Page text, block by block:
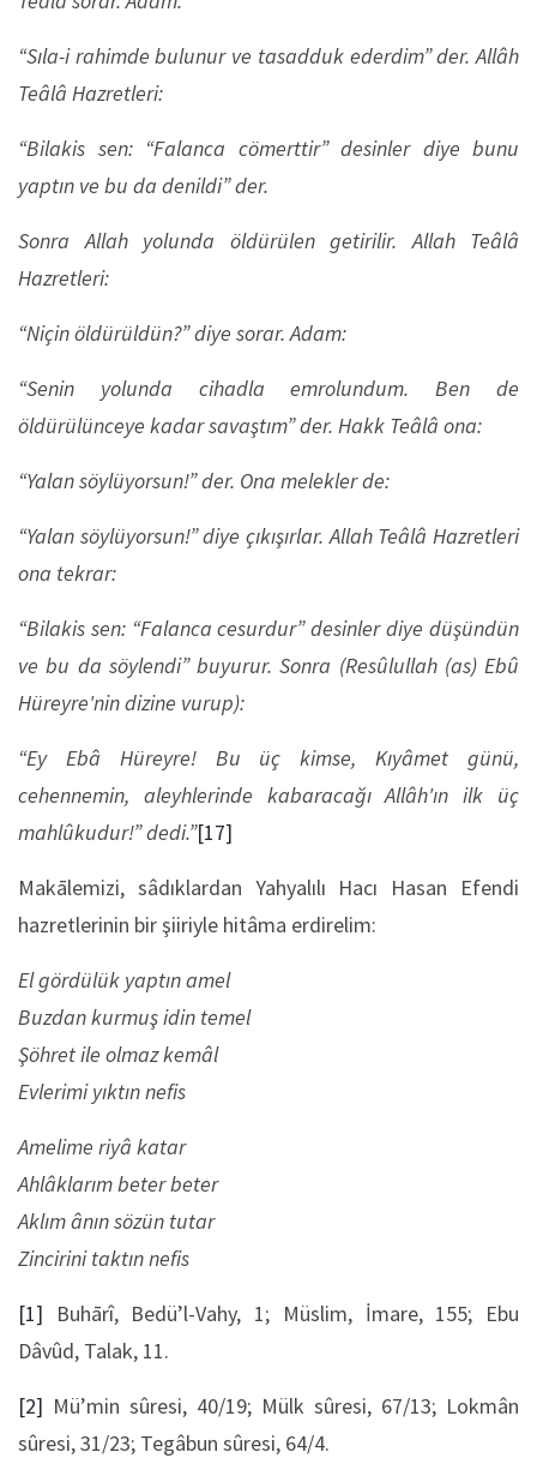
“Sıla-i rahimde bulunur ve tasadduk ederdim” der. Allâh
Teâlâ Hazretleri:
“Bilakis sen: “Falanca cömerttir” desinler diye bunu
yaptın ve bu da denildi” der.
Sonra Allah yolunda öldürülen getirilir. Allah Teâlâ
Hazretleri:
“Niçin öldürüldün?” diye sorar. Adam:
“Senin yolunda cihadla emrolundum. Ben de
öldürülünceye kadar savaştım” der. Hakk Teâlâ ona:
“Yalan söylüyorsun!” der. Ona melekler de:
“Yalan söylüyorsun!” diye çıkışırlar. Allah Teâlâ Hazretleri
ona tekrar:
“Bilakis sen: “Falanca cesurdur” desinler diye düşündün
ve bu da söylendi” buyurur. Sonra (Resûlullah (as) Ebû
Hüreyre'nin dizine vurup):
“Ey Ebâ Hüreyre! Bu üç kimse, Kıyâmet günü,
cehennemin, aleyhlerinde kabaracağı Allâh'ın ilk üç
mahlûkudur!” dedi.”[17]
Makālemizi, sâdıklardan Yahyalılı Hacı Hasan Efendi
hazretlerinin bir şiiriyle hitâma erdirelim:
El gördülük yaptın amel
Buzdan kurmuş idin temel
Şöhret ile olmaz kemâl
Evlerimi yıktın nefis
Amelime riyâ katar
Ahlâklarım beter beter
Aklım ânın sözün tutar
Zincirini taktın nefis
[1] Buhārî, Bedü’l-Vahy, 1; Müslim, İmare, 155; Ebu
Dâvûd, Talak, 11.
[2] Mü’min sûresi, 40/19; Mülk sûresi, 67/13; Lokmân
sûresi, 31/23; Tegâbun sûresi, 64/4.